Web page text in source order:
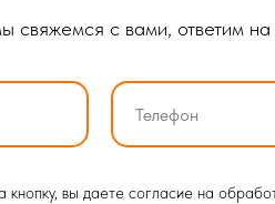
свяжемся с вами, ответим
вы даете согласие на